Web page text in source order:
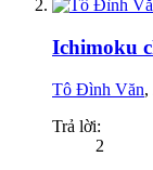
Ichimoku
Tô Đình Văn,
Trả lời:
2